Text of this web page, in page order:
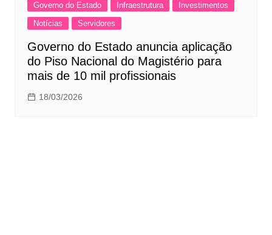
Governo do Estado
Infraestrutura
Investimentos
Notícias
Servidores
Governo do Estado anuncia aplicação
do Piso Nacional do Magistério para
mais de 10 mil profissionais
18/03/2026